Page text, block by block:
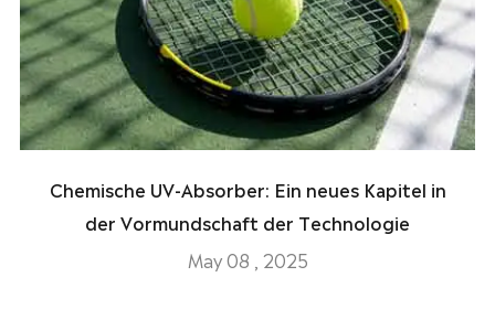
Chemische UV-Absorber: Ein neues Kapitel in
der Vormundschaft der Technologie
May 08 , 2025